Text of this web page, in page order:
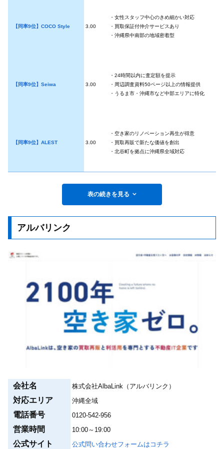
【同率9位】COCO Style 3.00
・女性スタッフ中心のきめ細かい対応
・買取保証付仲介サービスあり
・沖縄県中南部の地域密着型
【同率9位】Seiwa 3.00
・24時間以内に査定額を提示
・周辺調査資料50ページ以上の情報提供
・うるま市・沖縄市など中部エリアに特化
【同率9位】ALEST 3.00
・空き家のリノベーション再生が得意
・買取再販で新たな価値を創出
・北谷町を拠点に沖縄県全域対応
表の続きを見る
アルバリンク
会社名 株式会社AlbaLink（アルバリンク）
対応エリア 沖縄全域
電話番号 0120-542-956
営業時間 10:00～19:00
公式サイト 公式問い合わせフォームはコチラ